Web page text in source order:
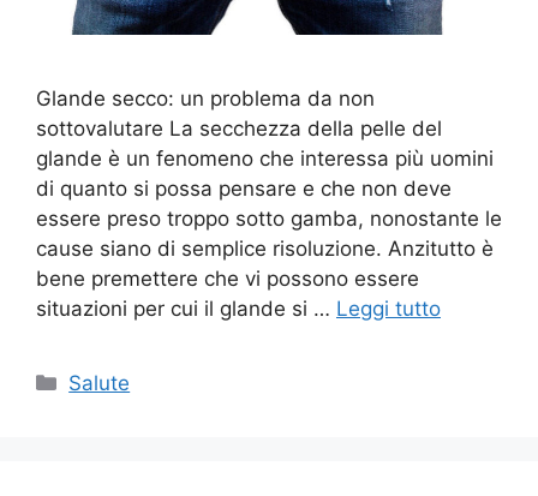
Glande secco: un problema da non
sottovalutare La secchezza della pelle del
glande è un fenomeno che interessa più uomini
di quanto si possa pensare e che non deve
essere preso troppo sotto gamba, nonostante le
cause siano di semplice risoluzione. Anzitutto è
bene premettere che vi possono essere
situazioni per cui il glande si … Leggi tutto
Categorie
Salute